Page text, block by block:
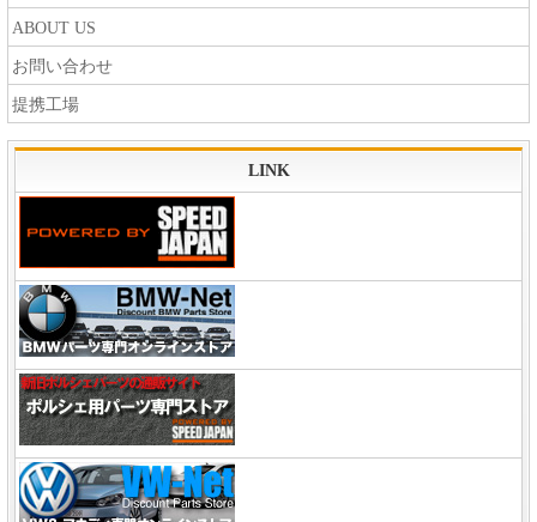
ABOUT US
お問い合わせ
提携工場
LINK